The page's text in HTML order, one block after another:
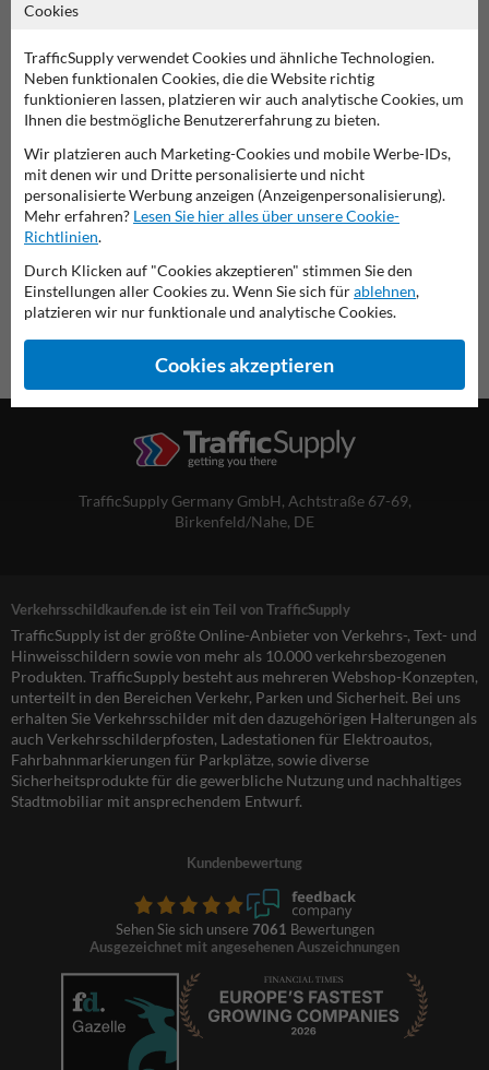
Verkehrsschild 278-60
diese Informationen ausdrucken
Übersicht der offiziellen Verkehrsschilder
Verkehrsschildkaufen.de
TrafficSupply Germany GmbH, Achtstraße 67-69,
Birkenfeld/Nahe, DE
Verkehrsschildkaufen.de ist ein Teil von TrafficSupply
TrafficSupply ist der größte Online-Anbieter von Verkehrs-, Text- und
Hinweisschildern sowie von mehr als 10.000 verkehrsbezogenen
Produkten. TrafficSupply besteht aus mehreren Webshop-Konzepten,
unterteilt in den Bereichen Verkehr, Parken und Sicherheit. Bei uns
erhalten Sie Verkehrsschilder mit den dazugehörigen Halterungen als
auch Verkehrsschilderpfosten, Ladestationen für Elektroautos,
Fahrbahnmarkierungen für Parkplätze, sowie diverse
Sicherheitsprodukte für die gewerbliche Nutzung und nachhaltiges
Stadtmobiliar mit ansprechendem Entwurf.
Kundenbewertung
Sehen Sie sich unsere 7061 Bewertungen
Ausgezeichnet mit angesehenen Auszeichnungen
Cookies
TrafficSupply verwendet Cookies und ähnliche Technologien.
Neben funktionalen Cookies, die die Website richtig
funktionieren lassen, platzieren wir auch analytische Cookies, um
Ihnen die bestmögliche Benutzererfahrung zu bieten.
Wir platzieren auch Marketing-Cookies und mobile Werbe-IDs,
mit denen wir und Dritte personalisierte und nicht
personalisierte Werbung anzeigen (Anzeigenpersonalisierung).
Mehr erfahren? Lesen Sie hier alles über unsere Cookie-
Richtlinien.
Durch Klicken auf "Cookies akzeptieren" stimmen Sie den
Einstellungen aller Cookies zu. Wenn Sie sich fürablehnen,
platzieren wir nur funktionale und analytische Cookies.
Cookies akzeptieren